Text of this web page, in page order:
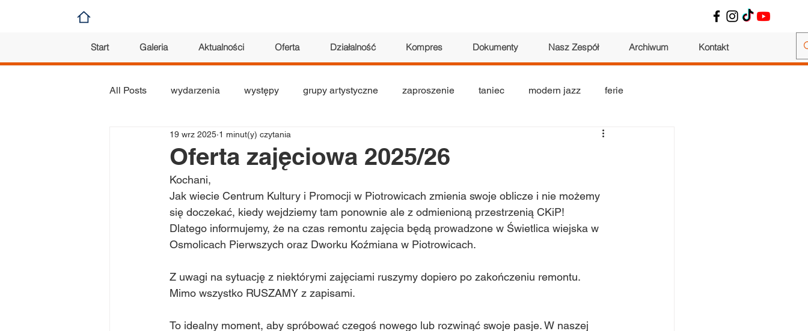
Start Galeria Aktualności Oferta Działalność Kompres Dokumenty Nasz Zespół Archiwum Kontakt
All Posts wydarzenia występy grupy artystyczne zaproszenie taniec modern jazz ferie
konkurs plastyczne
Oferta zajęciowa 2025/26
19 wrz 2025 1 minut(y) czytania
Kochani,
Jak wiecie Centrum Kultury i Promocji w Piotrowicach zmienia swoje oblicze i nie możemy
się doczekać, kiedy wejdziemy tam ponownie ale z odmienioną przestrzenią CKiP!
Dlatego informujemy, że na czas remontu zajęcia będą prowadzone w Świetlica wiejska w
Osmolicach Pierwszych oraz Dworku Koźmiana w Piotrowicach.
Z uwagi na sytuację z niektórymi zajęciami ruszymy dopiero po zakończeniu remontu.
Mimo wszystko RUSZAMY z zapisami.
To idealny moment, aby spróbować czegoś nowego lub rozwinąć swoje pasje. W naszej